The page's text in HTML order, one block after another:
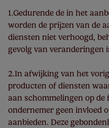
1.Gedurende de in het
worden de prijzen van de
diensten niet verhoogd,
gevolg van veranderingen
2.In afwijking van het
producten of diensten
aan schommelingen op
ondernemer geen invloed
aanbieden. Deze